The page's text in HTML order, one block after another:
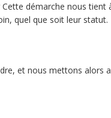
démarche nous
quel que soit leur statut.
et nous mettons alors